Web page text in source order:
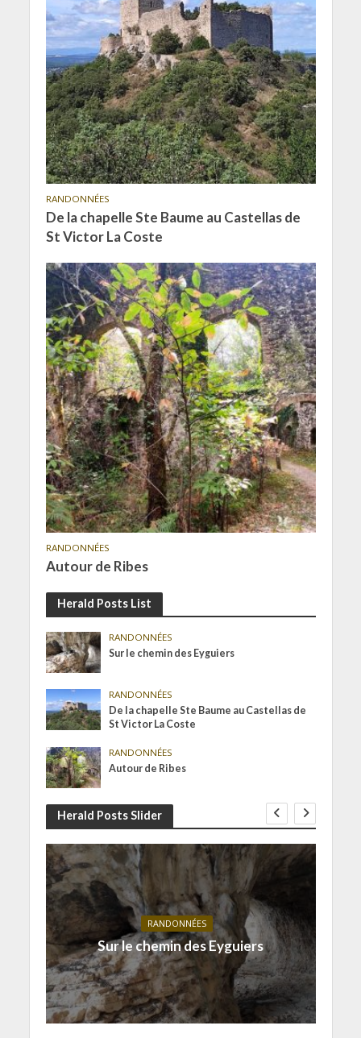
RANDONNÉES
De la chapelle Ste Baume au Castellas de
St Victor La Coste
RANDONNÉES
Autour de Ribes
Herald Posts List
RANDONNÉES
Sur le chemin des Eyguiers
RANDONNÉES
De la chapelle Ste Baume au Castellas de
St Victor La Coste
RANDONNÉES
Autour de Ribes
Herald Posts Slider
RANDONNÉES
Sur le chemin des Eyguiers